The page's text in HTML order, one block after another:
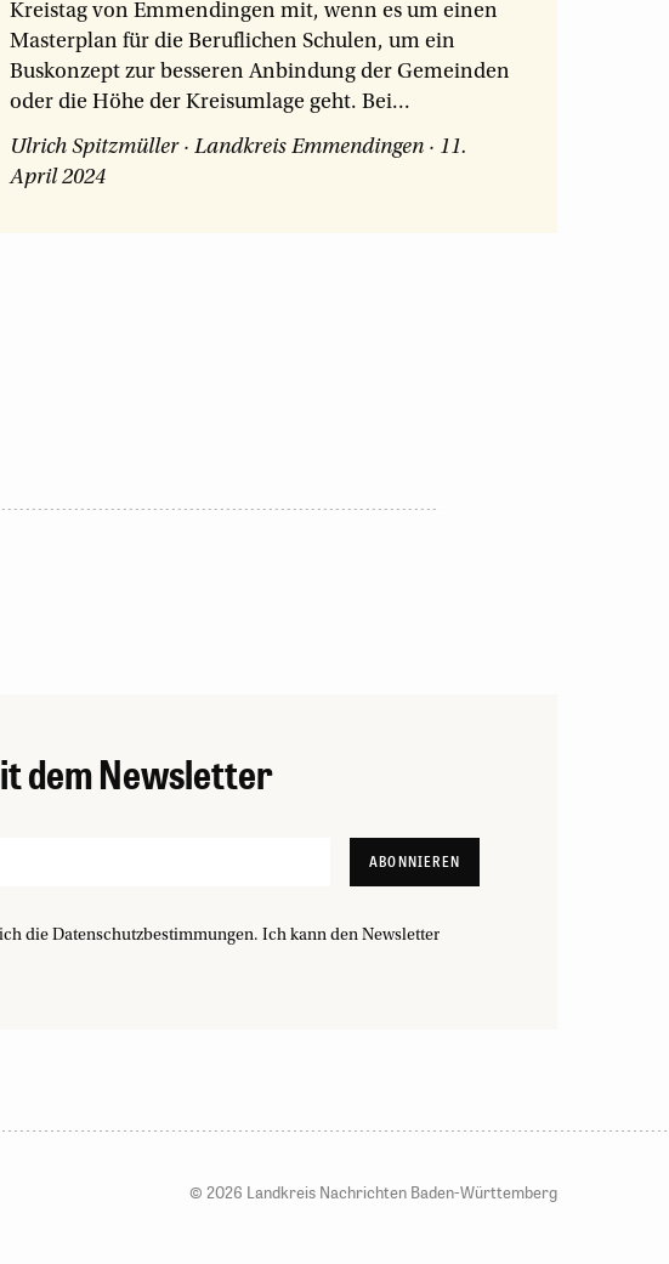
Kreistag von Emmendingen mit, wenn es um einen
Masterplan für die Beruflichen Schulen, um ein
Buskonzept zur besseren Anbindung der Gemeinden
oder die Höhe der Kreisumlage geht. Bei...
Ulrich Spitzmüller· Landkreis Emmendingen· 11.
April 2024
dem Newsletter
ABONNIEREN
die Datenschutzbestimmungen. Ich kann den Newsletter
© 2026 Landkreis Nachrichten Baden-Württemberg